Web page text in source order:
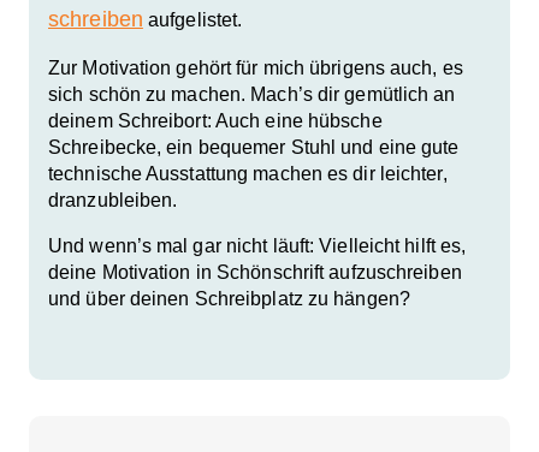
schreiben aufgelistet.
Zur Motivation gehört für mich übrigens auch, es
sich schön zu machen. Mach’s dir gemütlich an
deinem Schreibort: Auch eine hübsche
Schreibecke, ein bequemer Stuhl und eine gute
technische Ausstattung machen es dir leichter,
dranzubleiben.
Und wenn’s mal gar nicht läuft: Vielleicht hilft es,
deine Motivation in Schönschrift aufzuschreiben
und über deinen Schreibplatz zu hängen?